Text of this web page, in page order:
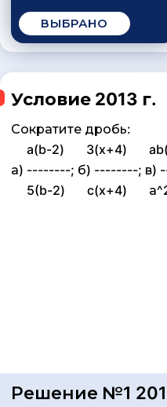
ВЫБРАНО
Условие 2013 г.
Сократите дробь:
a(b-2) 3(x+4)
а) --------; б) --------; в)
5(b-2) c(x+4)
Решение №1